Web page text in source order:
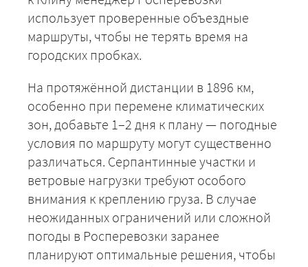
использует проверенные объездные
маршруты, чтобы не терять время на
городских пробках.
На протяжённой дистанции в 1896 км,
особенно при перемене климатических
зон, добавьте 1–2 дня к плану — погодные
условия по маршруту могут существенно
различаться. Серпантинные участки и
ветровые нагрузки требуют особого
внимания к креплению груза. В случае
неожиданных ограничений или сложной
погоды в Росперевозки заранее
планируют оптимальные решения, чтобы
+7 (499) 520-05-23
ЗАКАЗАТЬ